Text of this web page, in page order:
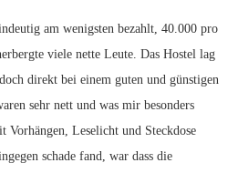
am wenigsten bezahlt, 40.000 pro
viele nette Leute. Das Hostel lag
direkt bei einem guten und günstigen
sehr nett und was mir besonders
Vorhängen, Leselicht und Steckdose
schade fand, war dass die